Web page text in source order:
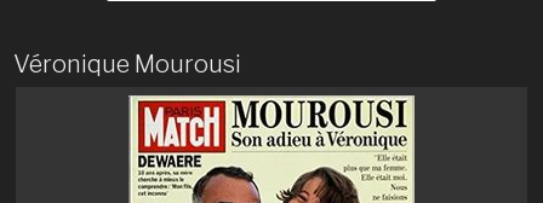
Véronique Mourousi